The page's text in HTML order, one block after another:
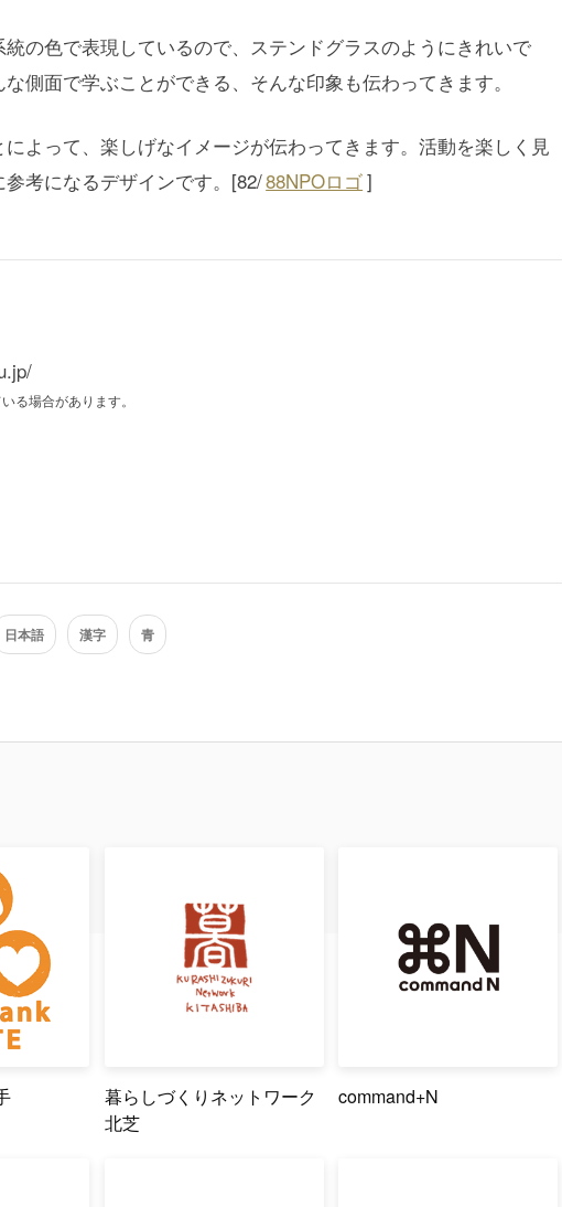
の色で表現しているので、ステンドグラスのようにきれいで
側面で学ぶことができる、そんな印象も伝わってきます。
よって、楽しげなイメージが伝わってきます。活動を楽しく見
考になるデザインです。[82/88NPOロゴ]
る場合があります。
日本語 漢字 青
暮らしづくりネットワーク
北芝
command+N